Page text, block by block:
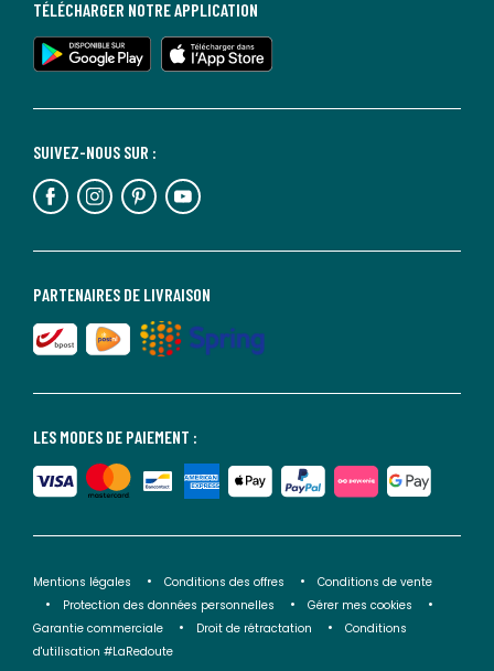
LES MODES DE PAIEMENT :
PARTENAIRES DE LIVRAISON
SUIVEZ-NOUS SUR :
TÉLÉCHARGER NOTRE APPLICATION
Mentions légales Conditions des offres
Conditions de vente
Protection des données personnelles
Gérer mes cookies
Garantie commerciale
Droit de rétractation
Conditions
d'utilisation #LaRedoute